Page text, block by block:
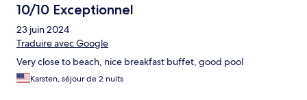
10/10 Exceptionnel
23 juin 2024
Traduire avec Google
Very close to beach, nice breakfast buffet, good pool
Karsten, séjour de 2 nuits